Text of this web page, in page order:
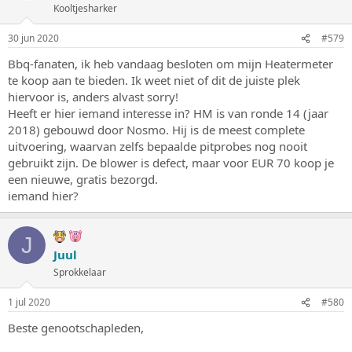
Kooltjesharker
30 jun 2020 #579
Bbq-fanaten, ik heb vandaag besloten om mijn Heatermeter
te koop aan te bieden. Ik weet niet of dit de juiste plek
hiervoor is, anders alvast sorry!
Heeft er hier iemand interesse in? HM is van ronde 14 (jaar
2018) gebouwd door Nosmo. Hij is de meest complete
uitvoering, waarvan zelfs bepaalde pitprobes nog nooit
gebruikt zijn. De blower is defect, maar voor EUR 70 koop je
een nieuwe, gratis bezorgd.
iemand hier?
J Juul
Sprokkelaar
1 jul 2020 #580
Beste genootschapleden,